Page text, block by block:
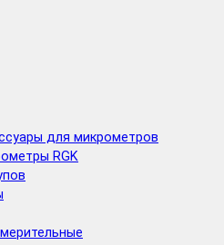
для микрометров
RGK